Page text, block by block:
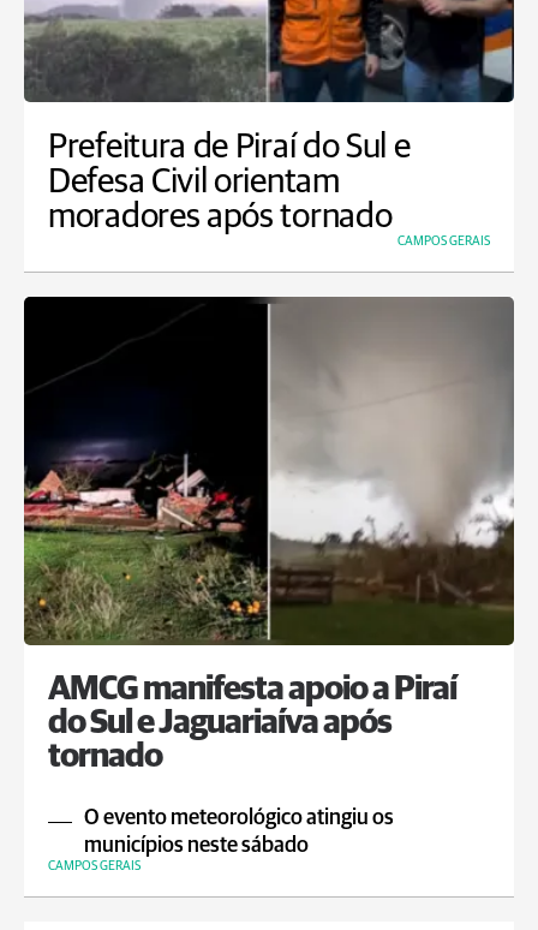
Prefeitura de Piraí do Sul e
Defesa Civil orientam
moradores após tornado
CAMPOS GERAIS
AMCG manifesta apoio a Piraí
do Sul e Jaguariaíva após
tornado
O evento meteorológico atingiu os
municípios neste sábado
CAMPOS GERAIS